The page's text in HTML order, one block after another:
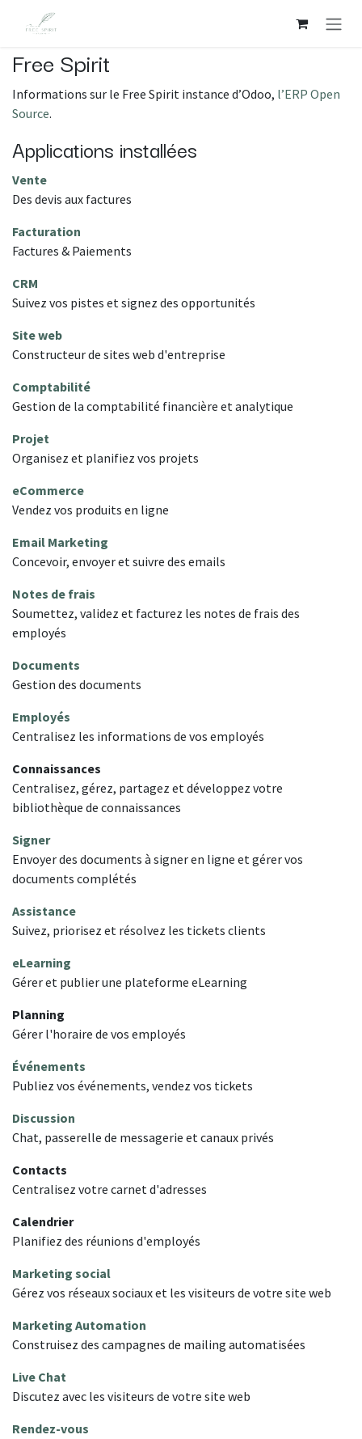
Se rendre au contenu
Free Spirit
Informations sur le Free Spirit instance d’Odoo, l’ERP Open
Source.
Applications installées
Vente
Des devis aux factures
Facturation
Factures & Paiements
CRM
Suivez vos pistes et signez des opportunités
Site web
Constructeur de sites web d'entreprise
Comptabilité
Gestion de la comptabilité financière et analytique
Projet
Organisez et planifiez vos projets
eCommerce
Vendez vos produits en ligne
Email Marketing
Concevoir, envoyer et suivre des emails
Notes de frais
Soumettez, validez et facturez les notes de frais des
employés
Documents
Gestion des documents
Employés
Centralisez les informations de vos employés
Connaissances
Centralisez, gérez, partagez et développez votre
bibliothèque de connaissances
Signer
Envoyer des documents à signer en ligne et gérer vos
documents complétés
Assistance
Suivez, priorisez et résolvez les tickets clients
eLearning
Gérer et publier une plateforme eLearning
Planning
Gérer l'horaire de vos employés
Événements
Publiez vos événements, vendez vos tickets
Discussion
Chat, passerelle de messagerie et canaux privés
Contacts
Centralisez votre carnet d'adresses
Calendrier
Planifiez des réunions d'employés
Marketing social
Gérez vos réseaux sociaux et les visiteurs de votre site web
Marketing Automation
Construisez des campagnes de mailing automatisées
Live Chat
Discutez avec les visiteurs de votre site web
Rendez-vous